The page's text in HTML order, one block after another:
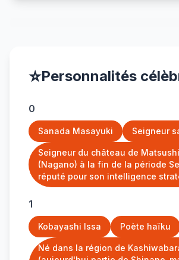
⭐Personnalités
0
Sanada Masayuki Seigneur
Seigneur du château de
(Nagano) à la fin de la période
réputé pour son intelligence
1
Kobayashi Issa Poète haïku
Né dans la région de